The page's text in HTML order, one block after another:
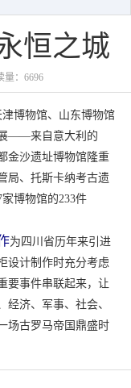
恒之城
量：6696
博物馆、山东博物馆
——来自意大利的
金沙遗址博物馆隆重
局、托斯卡纳考古遗
博物馆的233件
为四川省历年来引进
设计制作时充分考虑
要事件串联起来，让
经济、军事、社会、
场古罗马帝国鼎盛时